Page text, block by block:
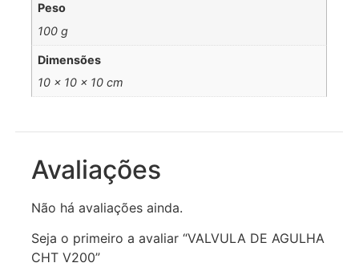
Peso
100 g
Dimensões
10 × 10 × 10 cm
Avaliações
Não há avaliações ainda.
Seja o primeiro a avaliar “VALVULA DE AGULHA
CHT V200”